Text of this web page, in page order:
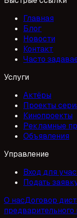
Главная
Блог
Новости
Контакт
Часто
Услуги
Актёры
Проекты
Кинопроекты
Рекламные
Объявления
Управление
Вход для
Подать
О насДоговор